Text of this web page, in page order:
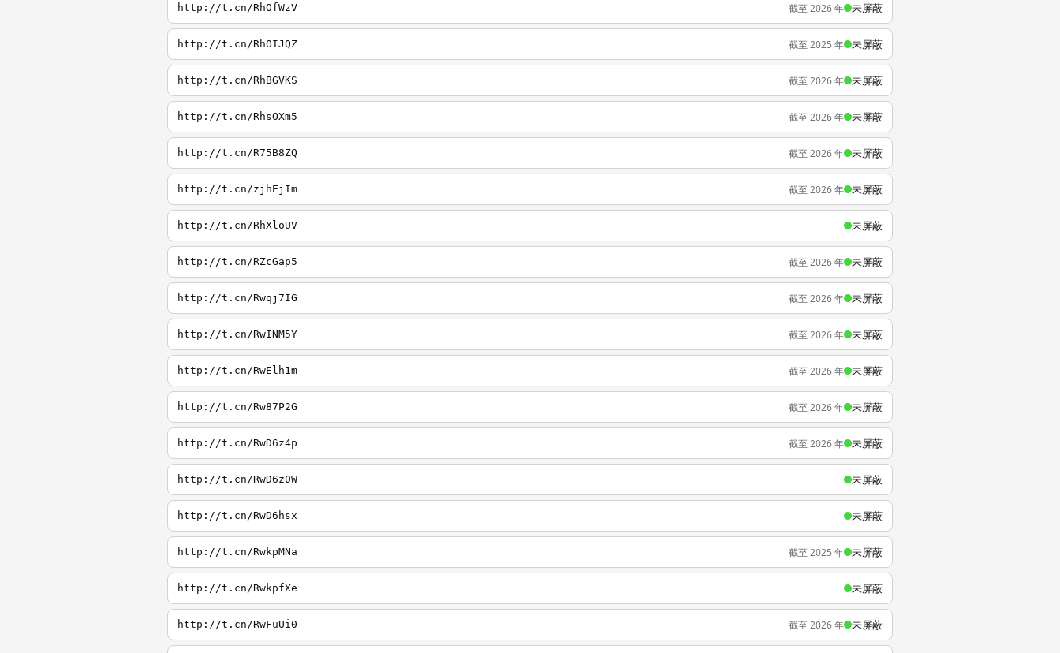
http://t.cn/RhOfWzV 截至 2026 年 未屏蔽
http://t.cn/RhOIJQZ 截至 2025 年 未屏蔽
http://t.cn/RhBGVKS 截至 2026 年 未屏蔽
http://t.cn/RhsOXm5 截至 2026 年 未屏蔽
http://t.cn/R75B8ZQ 截至 2026 年 未屏蔽
http://t.cn/zjhEjIm 截至 2026 年 未屏蔽
http://t.cn/RhXloUV 未屏蔽
http://t.cn/RZcGap5 截至 2026 年 未屏蔽
http://t.cn/Rwqj7IG 截至 2026 年 未屏蔽
http://t.cn/RwINM5Y 截至 2026 年 未屏蔽
http://t.cn/RwElh1m 截至 2026 年 未屏蔽
http://t.cn/Rw87P2G 截至 2026 年 未屏蔽
http://t.cn/RwD6z4p 截至 2026 年 未屏蔽
http://t.cn/RwD6z0W 未屏蔽
http://t.cn/RwD6hsx 未屏蔽
http://t.cn/RwkpMNa 截至 2025 年 未屏蔽
http://t.cn/RwkpfXe 未屏蔽
http://t.cn/RwFuUi0 截至 2026 年 未屏蔽